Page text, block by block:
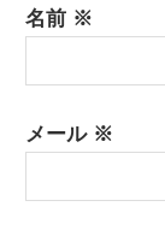
名前 ※
メール ※